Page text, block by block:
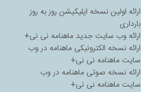
ارائه اولین نسخه اپلیکیشن روز به روز
بارداری
ارائه وب سایت جدید ماهنامه نی نی+
ارائه نسخه الکترونیکی ماهنامه در وب
سایت ماهنامه نی نی+
ارائه نسخه صوتی ماهنامه در وب
سایت ماهنامه نی نی+